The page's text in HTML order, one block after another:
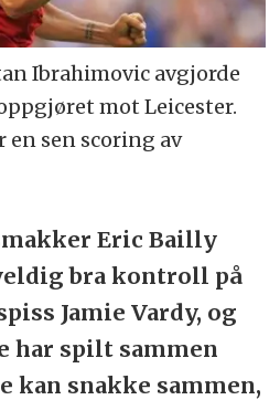
Ibrahimovic avgjorde
mot Leicester.
sen scoring av
Eric Bailly
bra kontroll på
Jamie Vardy, og
har spilt sammen
kan snakke sammen,